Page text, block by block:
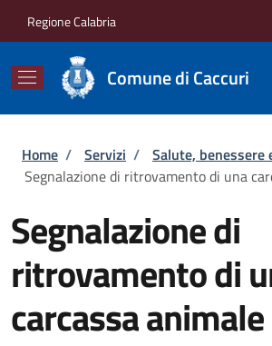
Regione Calabria
Comune di Caccuri
Briciole di pane
Home / Servizi / Salute, benessere
Segnalazione di ritrovamento di una
Segnalazione di
ritrovamento di
carcassa animale